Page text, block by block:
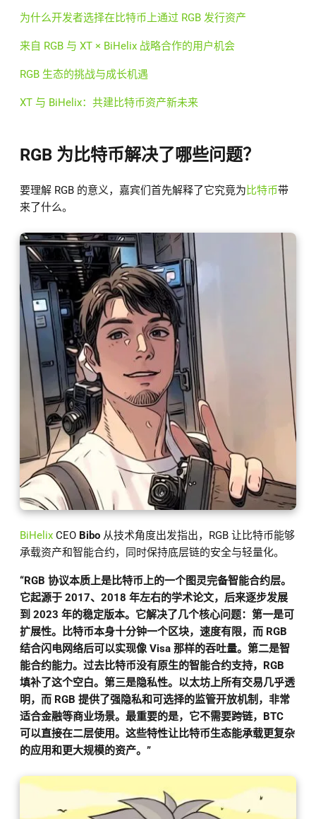
为什么开发者选择在比特币上通过 RGB 发行资产
来自 RGB 与 XT × BiHelix 战略合作的用户机会
RGB 生态的挑战与成长机遇
XT 与 BiHelix：共建比特币资产新未来
RGB 为比特币解决了哪些问题？
要理解 RGB 的意义，嘉宾们首先解释了它究竟为 比特币带
来了什么。
BiHelix CEO Bibo 从技术角度出发指出，RGB 让比特币能够
承载资产和智能合约，同时保持底层链的安全与轻量化。
“RGB 协议本质上是比特币上的一个图灵完备智能合约层。
它起源于 2017、2018 年左右的学术论文，后来逐步发展
到 2023 年的稳定版本。它解决了几个核心问题：第一是可
扩展性。比特币本身十分钟一个区块，速度有限，而 RGB
结合闪电网络后可以实现像 Visa 那样的吞吐量。第二是智
能合约能力。过去比特币没有原生的智能合约支持，RGB
填补了这个空白。第三是隐私性。以太坊上所有交易几乎透
明，而 RGB 提供了强隐私和可选择的监管开放机制，非常
适合金融等商业场景。最重要的是，它不需要跨链，BTC
可以直接在二层使用。这些特性让比特币生态能承载更复杂
的应用和更大规模的资产。”